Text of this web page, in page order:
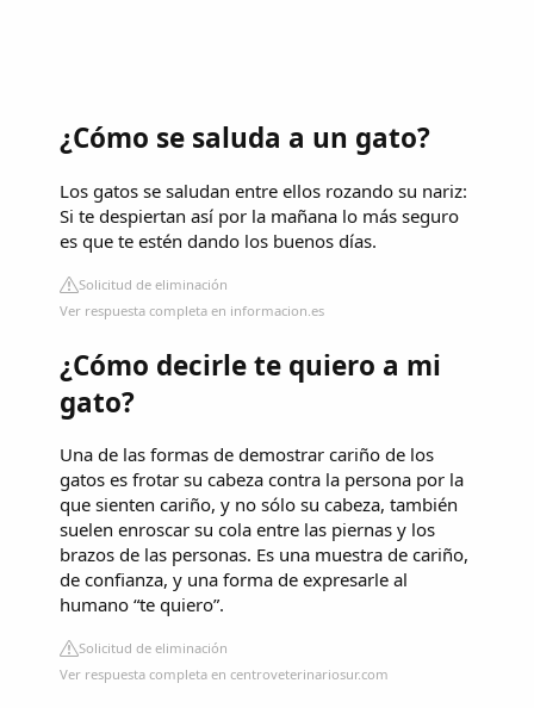
¿Cómo se saluda a un gato?
Los gatos se saludan entre ellos rozando su nariz:
Si te despiertan así por la mañana lo más seguro
es que te estén dando los buenos días.
Solicitud de eliminación
Ver respuesta completa en informacion.es
¿Cómo decirle te quiero a mi
gato?
Una de las formas de demostrar cariño de los
gatos es frotar su cabeza contra la persona por la
que sienten cariño, y no sólo su cabeza, también
suelen enroscar su cola entre las piernas y los
brazos de las personas. Es una muestra de cariño,
de confianza, y una forma de expresarle al
humano “te quiero”.
Solicitud de eliminación
Ver respuesta completa en centroveterinariosur.com